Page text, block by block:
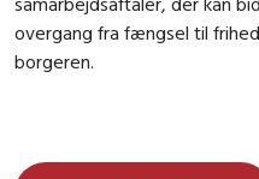
overgang fra fængsel til
borgeren.